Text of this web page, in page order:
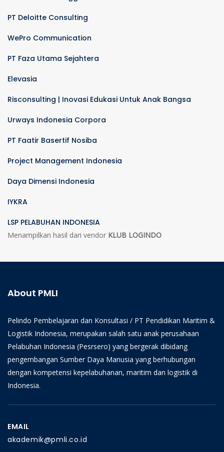
PT Deloitte Consulting
WePro Communication
PT Faza Utama Sejahtera
Elevasia
Risconsulting | Inovasi Edukasi Untuk Anak Bangsa
Urways Indonesia Corpora
PT Faatir Basertif Nosiba
Project Management Indonesia
Daya Dimensi Indonesia
IYKRA
LSP PELABUHAN INDONESIA
Menampilkan hasil dari vendor KLUB LOGINDO
About PMLI
Pelindo Pembelajaran dan Konsultasi / PT Pendidikan Maritim &
Logistik Indonesia, merupakan salah satu anak perusahaan
Pelabuhan Indonesia (Pesrsero) yang bergerak dibidang
pengembangan Sumber Daya Manusia yang berhubungan
dengan kompetensi kepelabuhanan, maritim dan logistik di
Indonesia.
EMAIL
akademik@pmli.co.id